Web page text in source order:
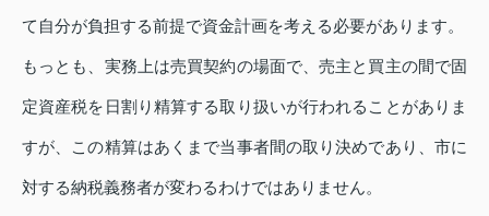
て自分が負担する前提で資金計画を考える必要があります。
もっとも、実務上は売買契約の場面で、売主と買主の間で固
定資産税を日割り精算する取り扱いが行われることがありま
すが、この精算はあくまで当事者間の取り決めであり、市に
対する納税義務者が変わるわけではありません。